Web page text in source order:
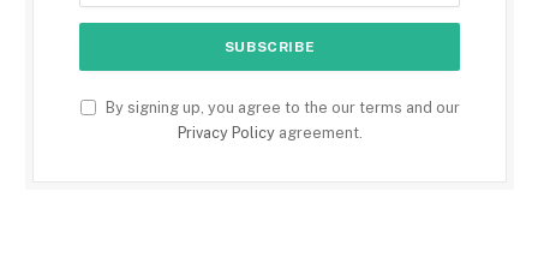
By signing up, you agree to the our terms and our
Privacy Policyagreement.